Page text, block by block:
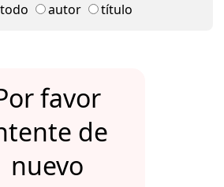
autor título
favor
de
nuevo